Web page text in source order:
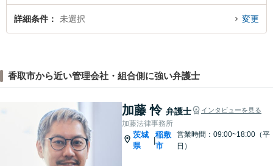
詳細条件 未選択 変更
香取市から近い管理会社・組合側に強い弁護士
加藤 怜 弁護士 インタビューを見る
加藤法律事務所
茨城
県
|
稲敷
市
営業時間：09:00~18:00（平
日）